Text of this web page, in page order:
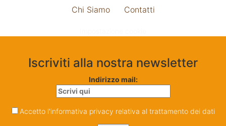
Chi Siamo Contatti
Iscriviti alla nostra newsletter
Indirizzo mail:
Accetto l'informativa privacy relativa al trattamento dei dati